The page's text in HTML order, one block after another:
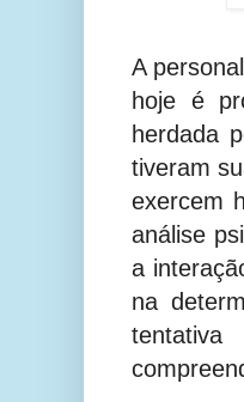
A
hoje é
herdada
tiveram
exercem
análise
a
na